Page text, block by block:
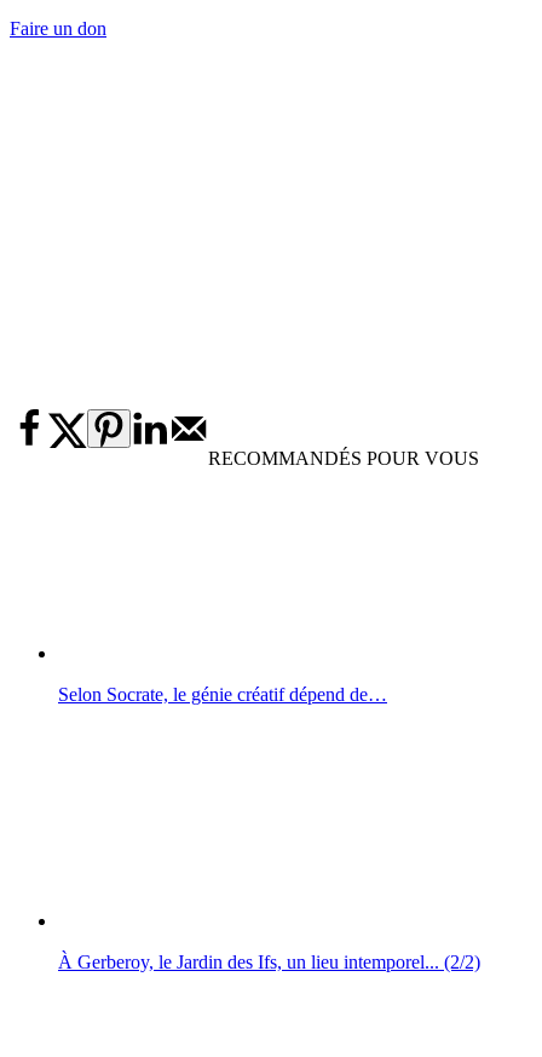
Faire un don
RECOMMANDÉS POUR VOUS
Selon Socrate, le génie créatif dépend de…
À Gerberoy, le Jardin des Ifs, un lieu intemporel... (2/2)